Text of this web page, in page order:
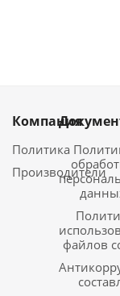
Компания
Политика
Производители
файлов